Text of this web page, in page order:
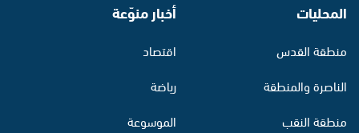
المحليات
منطقة القدس
الناصرة والمنطقة
منطقة النقب
أخبار منوّعة
اقتصاد
رياضة
الموسوعة